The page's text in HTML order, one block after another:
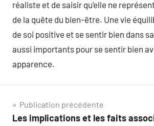
réaliste et de saisir qu’elle ne
de la quête du bien-être. Une vie
de soi positive et se sentir bien dans
aussi importants pour se sentir bien
apparence.
Navigation
Publication précédente
Les implications et les faits